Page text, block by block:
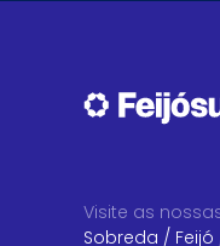
Visite as
Sobreda / Feijó